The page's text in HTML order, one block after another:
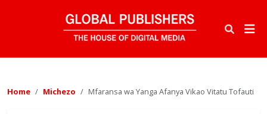
Home Michezo Mfaransa wa Yanga Afanya Vikao Vitatu Tofauti